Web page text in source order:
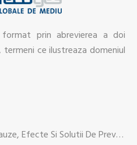
prin abrevierea a doi
termeni ce ilustreaza domeniul
Poluarea Apelor Subterane: Cauze, Efecte Si Solutii De Prevenire